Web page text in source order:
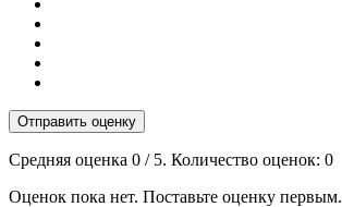
Отправить оценку
Средняя оценка 0 / 5. Количество оценок: 0
Оценок пока нет. Поставьте оценку первым.